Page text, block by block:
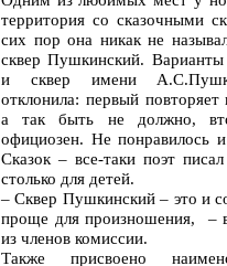
территория со сказочными
сих пор она никак не
сквер Пушкинский.
и сквер имени
отклонила: первый повторяет
а так быть не должно,
официозен. Не понравилось и
Сказок – все-таки поэт
столько для детей.
– Сквер Пушкинский – это и
проще для произношения, –
из членов комиссии.
Также присвоено